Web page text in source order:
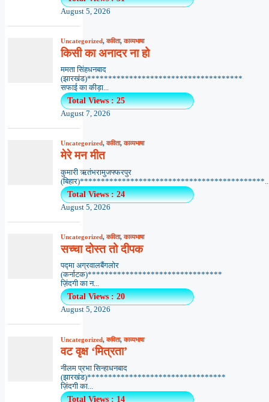
August 5, 2026
Uncategorized,कविता,काव्यभाषा
किसी का अनादर ना हो
ममता सिंहधनबाद
(झारखंड)*************************************
सफाई का कीड़ा...
Total Views : 25
August 7, 2026
Uncategorized,कविता,काव्यभाषा
मेरे मन मीत
कुमारी ऋतंभरामुजफ्फरपुर
Total Views : 24
August 5, 2026
Uncategorized,कविता,काव्यभाषा
सच्चा दोस्त तो दीपक
पद्मा अग्रवालबैंगलोर
(कर्नाटक)********************************
ज़िंदगी का न...
Total Views : 20
August 5, 2026
Uncategorized,कविता,काव्यभाषा
वट वृक्ष ‘मित्रता’
नीलम प्रभा सिन्हाधनबाद
(झारखंड)*********************************
ज़िंदगी का...
Total Views : 14